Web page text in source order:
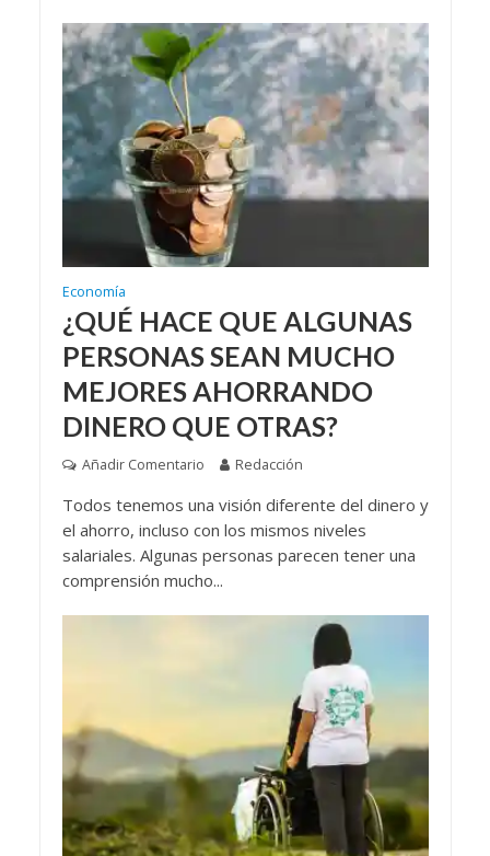
Economía
¿QUÉ HACE QUE ALGUNAS
PERSONAS SEAN MUCHO
MEJORES AHORRANDO
DINERO QUE OTRAS?
Añadir Comentario Redacción
Todos tenemos una visión diferente del dinero y
el ahorro, incluso con los mismos niveles
salariales. Algunas personas parecen tener una
comprensión mucho...